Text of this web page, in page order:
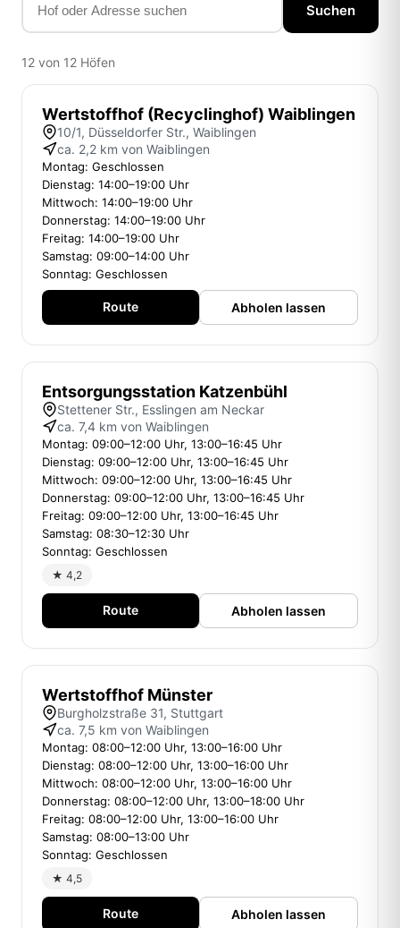
Suchen
12 von 12 Höfen
Wertstoffhof (Recyclinghof) Waiblingen
10/1, Düsseldorfer Str., Waiblingen
ca. 2,2 km von Waiblingen
Montag: Geschlossen
Dienstag: 14:00–19:00 Uhr
Mittwoch: 14:00–19:00 Uhr
Donnerstag: 14:00–19:00 Uhr
Freitag: 14:00–19:00 Uhr
Samstag: 09:00–14:00 Uhr
Sonntag: Geschlossen
Route Abholen lassen
Entsorgungsstation Katzenbühl
Stettener Str., Esslingen am Neckar
ca. 7,4 km von Waiblingen
Montag: 09:00–12:00 Uhr, 13:00–16:45 Uhr
Dienstag: 09:00–12:00 Uhr, 13:00–16:45 Uhr
Mittwoch: 09:00–12:00 Uhr, 13:00–16:45 Uhr
Donnerstag: 09:00–12:00 Uhr, 13:00–16:45 Uhr
Freitag: 09:00–12:00 Uhr, 13:00–16:45 Uhr
Samstag: 08:30–12:30 Uhr
Sonntag: Geschlossen
★ 4,2
Route Abholen lassen
Wertstoffhof Münster
Burgholzstraße 31, Stuttgart
ca. 7,5 km von Waiblingen
Montag: 08:00–12:00 Uhr, 13:00–16:00 Uhr
Dienstag: 08:00–12:00 Uhr, 13:00–16:00 Uhr
Mittwoch: 08:00–12:00 Uhr, 13:00–16:00 Uhr
Donnerstag: 08:00–12:00 Uhr, 13:00–18:00 Uhr
Freitag: 08:00–12:00 Uhr, 13:00–16:00 Uhr
Samstag: 08:00–13:00 Uhr
Sonntag: Geschlossen
★ 4,5
Route Abholen lassen